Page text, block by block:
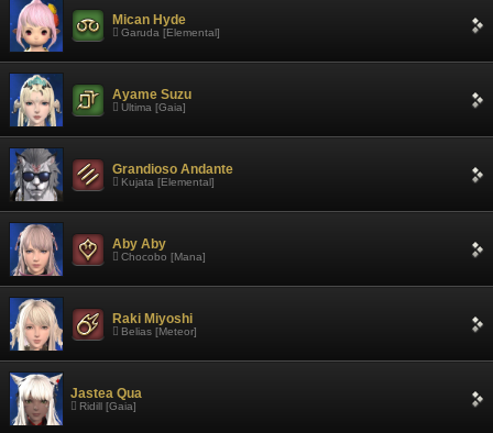
Mican Hyde
Garuda [Elemental]
Ayame Suzu
Ultima [Gaia]
Grandioso Andante
Kujata [Elemental]
Aby Aby
Chocobo [Mana]
Raki Miyoshi
Belias [Meteor]
Jastea Qua
Ridill [Gaia]